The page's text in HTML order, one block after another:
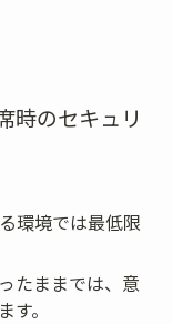
時のセキュリ
環境では最低限
たままでは、意
。